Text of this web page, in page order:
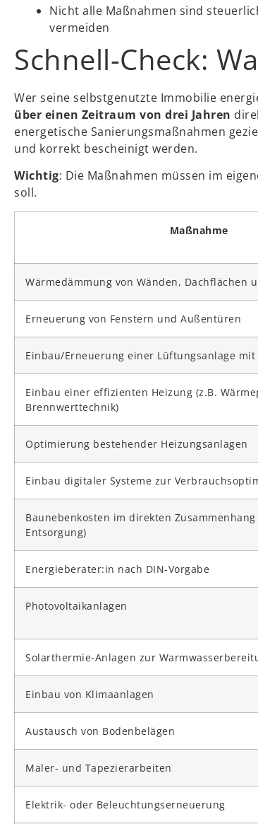
Nicht alle Maßnahmen sind
vermeiden
Schnell-Check:
Wer seine selbstgenutzte Immobilie
über einen Zeitraum von drei Jahren
energetische Sanierungsmaßnahmen
und korrekt bescheinigt werden.
Wichtig: Die Maßnahmen müssen im
soll.
Maßnahme
Wärmedämmung von Wänden, Dachflächen
Erneuerung von Fenstern und Außentüren
Einbau/Erneuerung einer Lüftungsanlage
Einbau einer effizienten Heizung (z.B.
Brennwerttechnik)
Optimierung bestehender Heizungsanlagen
Einbau digitaler Systeme zur
Baunebenkosten im direkten Zusammenhang
Entsorgung)
Energieberater:in nach DIN-Vorgabe
Photovoltaikanlagen
Solarthermie-Anlagen zur
Einbau von Klimaanlagen
Austausch von Bodenbelägen
Maler- und Tapezierarbeiten
Elektrik- oder Beleuchtungserneuerung